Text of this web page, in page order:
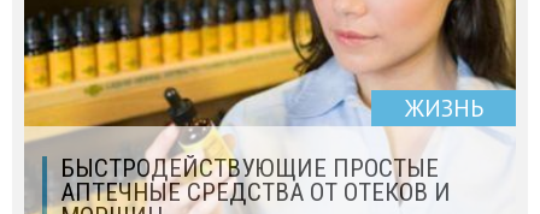
ЖИЗНЬ
БЫСТРОДЕЙСТВУЮЩИЕ ПРОСТЫЕ
АПТЕЧНЫЕ СРЕДСТВА ОТ ОТЕКОВ И